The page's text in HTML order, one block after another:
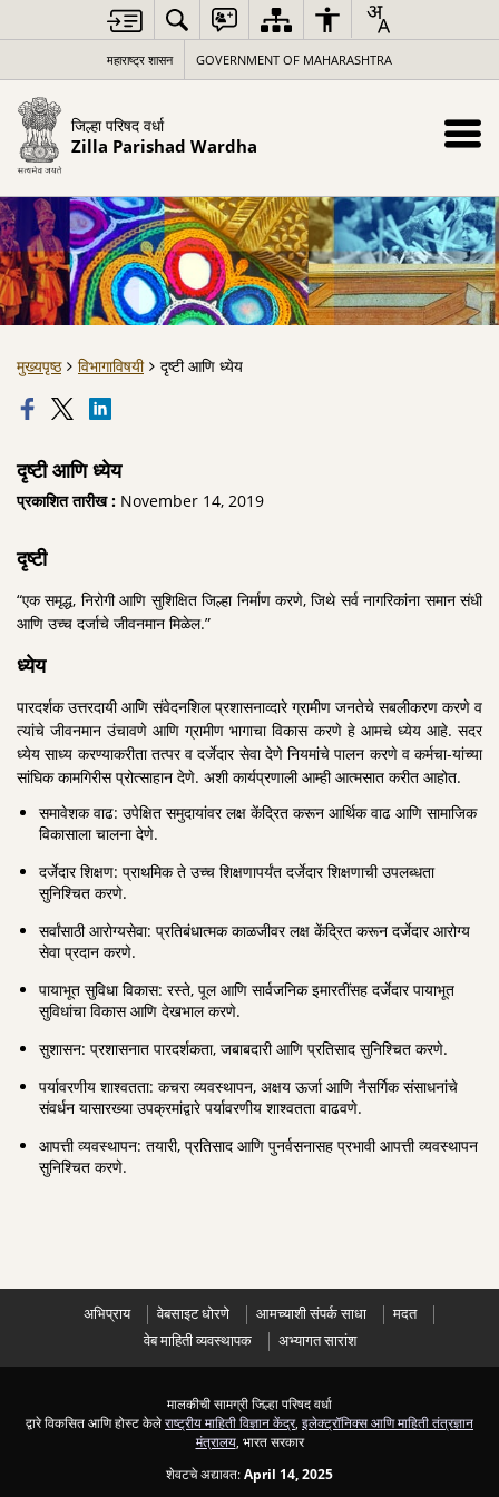
महाराष्ट्र शासन GOVERNMENT OF MAHARASHTRA
जिल्हा परिषद वर्धा
Zilla Parishad Wardha
मुख्यपृष्ठ विभागाविषयी दृष्टी आणि ध्येय
दृष्टी आणि ध्येय
प्रकाशित तारीख : November 14, 2019
दृष्टी
“एक समृद्ध, निरोगी आणि सुशिक्षित जिल्हा निर्माण करणे, जिथे सर्व नागरिकांना समान संधी
आणि उच्च दर्जाचे जीवनमान मिळेल.”
ध्येय
पारदर्शक उत्तरदायी आणि संवेदनशिल प्रशासनाव्दारे ग्रामीण जनतेचे सबलीकरण करणे व
त्यांचे जीवनमान उंचावणे आणि ग्रामीण भागाचा विकास करणे हे आमचे ध्येय आहे. सदर
ध्येय साध्य करण्याकरीता तत्पर व दर्जेदार सेवा देणे नियमांचे पालन करणे व कर्मचा-यांच्या
सांघिक कामगिरीस प्रोत्साहान देणे. अशी कार्यप्रणाली आम्ही आत्मसात करीत आहोत.
समावेशक वाढ: उपेक्षित समुदायांवर लक्ष केंद्रित करून आर्थिक वाढ आणि सामाजिक
विकासाला चालना देणे.
दर्जेदार शिक्षण: प्राथमिक ते उच्च शिक्षणापर्यंत दर्जेदार शिक्षणाची उपलब्धता
सुनिश्चित करणे.
सर्वांसाठी आरोग्यसेवा: प्रतिबंधात्मक काळजीवर लक्ष केंद्रित करून दर्जेदार आरोग्य
सेवा प्रदान करणे.
पायाभूत सुविधा विकास: रस्ते, पूल आणि सार्वजनिक इमारतींसह दर्जेदार पायाभूत
सुविधांचा विकास आणि देखभाल करणे.
सुशासन: प्रशासनात पारदर्शकता, जबाबदारी आणि प्रतिसाद सुनिश्चित करणे.
पर्यावरणीय शाश्वतता: कचरा व्यवस्थापन, अक्षय ऊर्जा आणि नैसर्गिक संसाधनांचे
संवर्धन यासारख्या उपक्रमांद्वारे पर्यावरणीय शाश्वतता वाढवणे.
आपत्ती व्यवस्थापन: तयारी, प्रतिसाद आणि पुनर्वसनासह प्रभावी आपत्ती व्यवस्थापन
सुनिश्चित करणे.
अभिप्राय वेबसाइट धोरणे आमच्याशी संपर्क साधा
मदत
वेब माहिती व्यवस्थापक
अभ्यागत सारांश
मालकीची सामग्री जिल्हा परिषद वर्धा
द्वारे विकसित आणि होस्ट केलेराष्ट्रीय माहिती विज्ञान केंद्र, इलेक्ट्रॉनिक्स आणि माहिती तंत्रज्ञान
मंत्रालय, भारत सरकार
शेवटचे अद्यावत:April 14, 2025